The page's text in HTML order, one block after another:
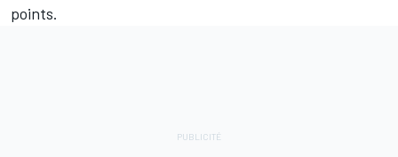
points.